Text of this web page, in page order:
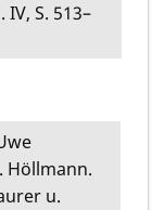
S. 513–
Höllmann.
u.